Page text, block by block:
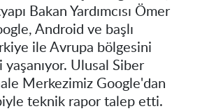
Bakan Yardımcısı Ömer
Android ve başlı
ile Avrupa bölgesini
yaşanıyor. Ulusal Siber
Merkezimiz Google'dan
teknik rapor talep etti.